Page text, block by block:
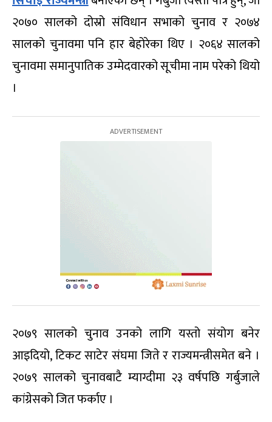
२०७० सालको दोस्रो संविधान सभाको चुनाव र २०७४
सालको चुनावमा पनि हार बेहोरेका थिए । २०६४ सालको
चुनावमा समानुपातिक उम्मेदवारको सूचीमा नाम परेको थियो
।
२०७९ सालको चुनाव उनको लागि यस्तो संयोग बनेर
आइदियो, टिकट साटेर संघमा जिते र राज्यमन्त्रीसमेत बने ।
२०७९ सालको चुनावबाटै म्याग्दीमा २३ वर्षपछि गर्बुजाले
कांग्रेसको जित फर्काए ।